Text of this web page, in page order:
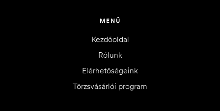
MENÜ
Kezdőoldal
Rólunk
Elérhetőségeink
Törzsvásárlói program